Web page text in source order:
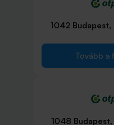
1042
Tovább a
1048